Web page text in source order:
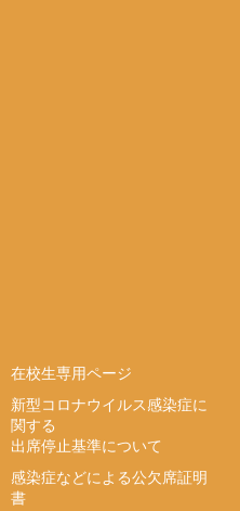
在校生専用ページ
新型コロナウイルス感染症に
関する
出席停止基準について
感染症などによる公欠席証明
書